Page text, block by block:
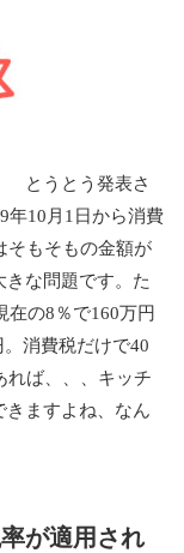
とうとう発表さ
年10月1日から消費
そもそもの金額が
な問題です。た
在の8％で160万円
消費税だけで40
れば、、、キッチ
きますよね、なん
が適用され